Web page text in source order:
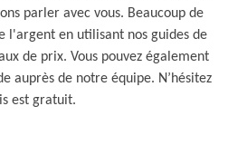
parler avec vous. Beaucoup de
l'argent en utilisant nos guides de
de prix. Vous pouvez également
auprès de notre équipe. N’hésitez
est gratuit.